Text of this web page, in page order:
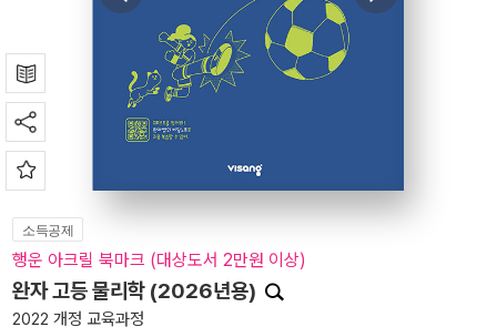
소득공제
행운 아크릴 북마크 (대상도서 2만원 이상)
완자 고등 물리학 (2026년용)
2022 개정 교육과정